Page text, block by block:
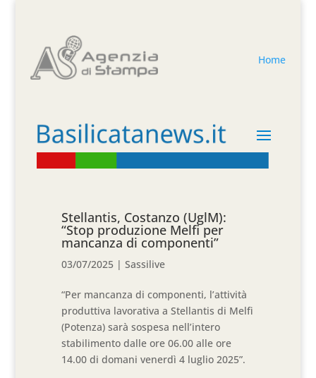
Home
Stellantis, Costanzo (UglM):
“Stop produzione Melfi per
mancanza di componenti”
03/07/2025 |Sassilive
“Per mancanza di componenti, l’attività
produttiva lavorativa a Stellantis di Melfi
(Potenza) sarà sospesa nell’intero
stabilimento dalle ore 06.00 alle ore
14.00 di domani venerdì 4 luglio 2025”.